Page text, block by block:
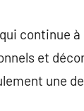
continue
et
une